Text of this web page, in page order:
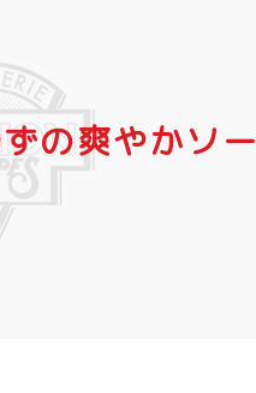
の爽やかソ